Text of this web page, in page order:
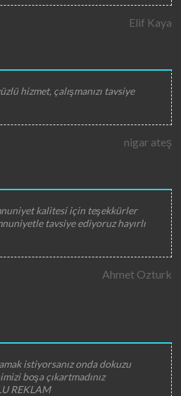
Elif Kaya
hizmet, çalışmanızı tavsiye
nigar ateş
kalitesi için teşekkürler
tavsiye ediyoruz hayırlı
Ahmet Ozturk
istiyorsanız onda dokuzu
boşa çıkartmadınız
REKLAM